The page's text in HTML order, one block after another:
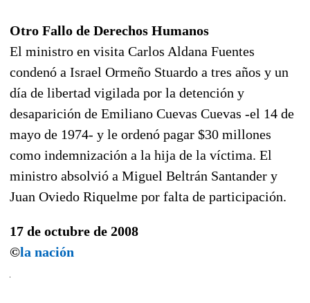
Otro Fallo de Derechos Humanos
El ministro en visita Carlos Aldana Fuentes
condenó a Israel Ormeño Stuardo a tres años y un
día de libertad vigilada por la detención y
desaparición de Emiliano Cuevas Cuevas -el 14 de
mayo de 1974- y le ordenó pagar $30 millones
como indemnización a la hija de la víctima. El
ministro absolvió a Miguel Beltrán Santander y
Juan Oviedo Riquelme por falta de participación.
17 de octubre de 2008
©la nación